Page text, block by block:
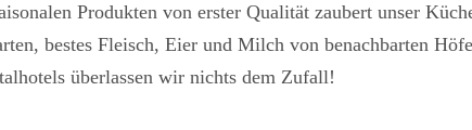
Produkten von erster Qualität zaubert unser
bestes Fleisch, Eier und Milch von benachbarten
überlassen wir nichts dem Zufall!